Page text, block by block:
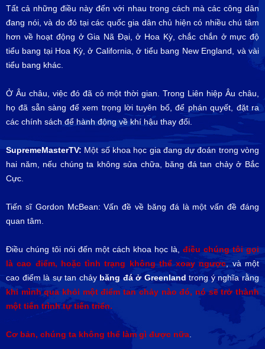
Tất cả những điều này đến với nhau trong cách mà các công dân
đang nói, và do đó tại các quốc gia dân chủ hiện có nhiều chú tâm
hơn về hoạt động ở Gia Nã Đại, ở Hoa Kỳ, chắc chắn ở mực độ
tiểu bang tại Hoa Kỳ, ở California, ở tiểu bang New England, và vài
tiểu bang khác.
Ở Âu châu, việc đó đã có một thời gian. Trong Liên hiệp Âu châu,
họ đã sẵn sàng để xem trọng lời tuyên bố, để phán quyết, đặt ra
các chính sách để hành động về khí hậu thay đổi.
SupremeMasterTV: Một số khoa học gia đang dự đoán trong vòng
hai năm, nếu chúng ta không sửa chữa, băng đá tan chảy ở Bắc
Cực.
Tiến sĩ Gordon McBean: Vấn đề về băng đá là một vấn đề đáng
quan tâm.
Điều chúng tôi nói đến một cách khoa học là, điều chúng tôi gọi
là cao điểm, hoặc tình trạng không thể xoay ngược, và một
cao điểm là sự tan chảy băng đá ở Greenland trong ý nghĩa rằng
khi mình qua khỏi một điểm tan chảy nào đó, nó sẽ trở thành
một tiến trình tự tiến triển.
Cơ bản, chúng ta không thể làm gì được nữa